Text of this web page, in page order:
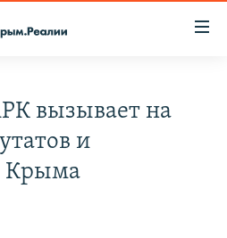
11 ИСТОРИЙ СОПРОТИВЛЕНИЯ
вызывает на
и
Крыма